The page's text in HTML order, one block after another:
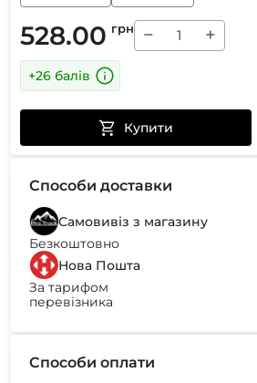
528.00 грн − +
+26 балів
Купити
Способи доставки
Самовивіз з магазину
Безкоштовно
Нова Пошта
За тарифом
перевізника
Способи оплати